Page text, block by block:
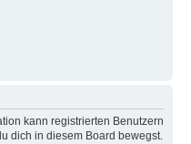
kann registrierten Benutzern
dich in diesem Board bewegst.